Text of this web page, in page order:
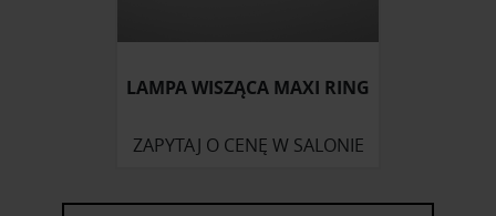
LAMPA WISZĄCA MAXI RING
ZAPYTAJ O CENĘ W SALONIE